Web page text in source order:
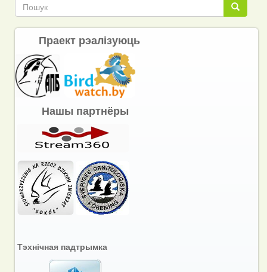
Пошук
Праект рэалізуюць
Нашы партнёры
Тэхнічная падтрымка